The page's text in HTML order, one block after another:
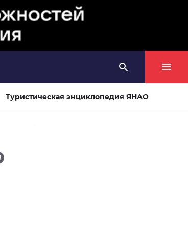
Туристическая энциклопедия ЯНАО